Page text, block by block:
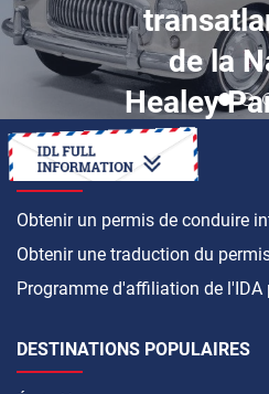
de la
Healey
COMMENT FAIRE
Obtenir un permis de conduire
Obtenir une traduction du
Programme d'affiliation de l'IDA
DESTINATIONS POPULAIRES